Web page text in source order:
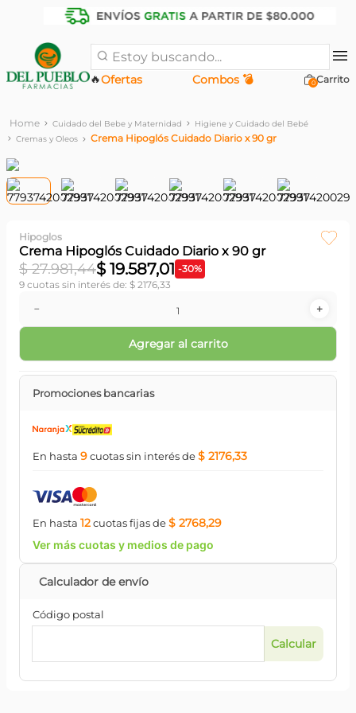
Estoy buscando...
Ofertas
🔥 Combos 💣 0
Cuidado del Bebe y Maternidad
Higiene y Cuidado del Bebé
Cremas y Oleos
Crema Hipoglós Cuidado Diario x 90 gr
Hipoglos
Crema Hipoglós Cuidado Diario x 90 gr
$ 27.981,44$ 19.587,01 -30%
9 cuotas sin interés de: $ 2176,33
＋
－
Agregar al carrito
Promociones bancarias
En hasta 9cuotassin interésde$ 2176,33
En hasta 12cuotasfijasde$ 2768,29
Ver más cuotas y medios de pago
Código postal